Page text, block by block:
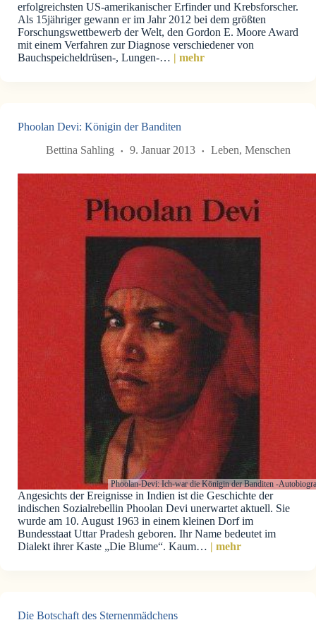
erfolgreichsten US-amerikanischer Erfinder und Krebsforscher.
Als 15jähriger gewann er im Jahr 2012 bei dem größten
Forschungswettbewerb der Welt, den Gordon E. Moore Award
mit einem Verfahren zur Diagnose verschiedener von
Bauchspeicheldrüsen-, Lungen-…
| mehr
Phoolan Devi: Königin der Banditen
Bettina Sahling
9. Januar 2013 Leben, Menschen
Phoolan-Devi: Ich-war die Königin der Banditen -
Angesichts der Ereignisse in Indien ist die Geschichte der
indischen Sozialrebellin Phoolan Devi unerwartet aktuell. Sie
wurde am 10. August 1963 in einem kleinen Dorf im
Bundesstaat Uttar Pradesh geboren. Ihr Name bedeutet im
Dialekt ihrer Kaste „Die Blume“. Kaum… | mehr
Die Botschaft des Sternenmädchens